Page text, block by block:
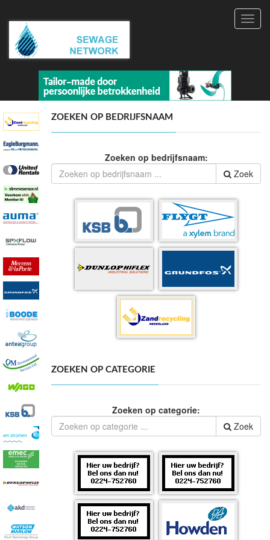
ZOEKEN OP BEDRIJFSNAAM
Zoeken op bedrijfsnaam:
Zoek
ZOEKEN OP CATEGORIE
Zoeken op categorie:
Zoek